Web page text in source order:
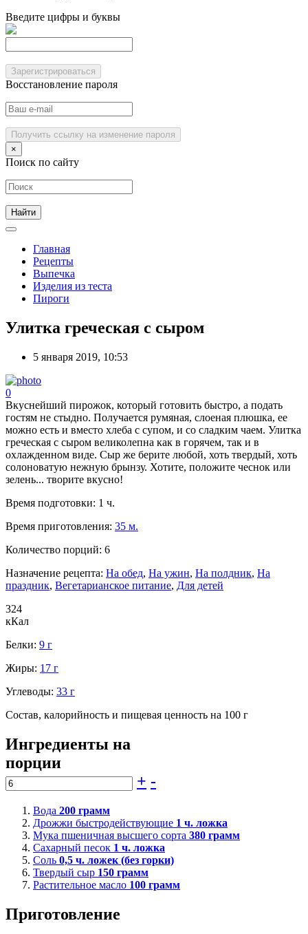
Введите цифры и буквы
Зарегистрироваться
Восстановление пароля
Получить ссылку на изменение пароля
×
Поиск по сайту
Главная
Рецепты
Выпечка
Изделия из теста
Пироги
Улитка греческая с сыром
5 января 2019, 10:53
0
Вкуснейший пирожок, который готовить быстро, а подать
гостям не стыдно. Получается румяная, слоеная плюшка, ее
можно есть и вместо хлеба с супом, и со сладким чаем. Улитка
греческая с сыром великолепна как в горячем, так и в
охлажденном виде. Сыр же берите любой, хоть твердый, хоть
солоноватую нежную брынзу. Хотите, положите чеснок или
зелень... творите вкусно!
Время подготовки: 1 ч.
Время приготовления: 35 м.
Количество порций: 6
Назначение рецепта: На обед, На ужин, На полдник, На
праздник, Вегетарианское питание, Для детей
324
кКал
Белки: 9 г
Жиры: 17 г
Углеводы: 33 г
Состав, калорийность и пищевая ценность на 100 г
Ингредиенты на
порции
+ -
Вода 200 грамм
Дрожжи быстродействующие 1 ч. ложка
Мука пшеничная высшего сорта 380 грамм
Сахарный песок 1 ч. ложка
Соль 0,5 ч. ложек (без горки)
Твердый сыр 150 грамм
Растительное масло 100 грамм
Приготовление